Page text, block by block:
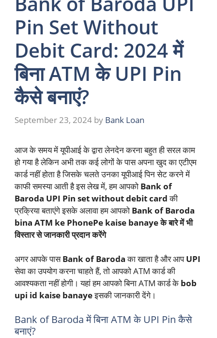
Pin Set Without
Debit Card: 2024 में
बिना ATM के UPI Pin
कैसे बनाएं?
September 23, 2024 by Bank Loan
आज के समय में यूपीआई के द्वारा लेनदेन करना बहुत ही सरल काम
हो गया है लेकिन अभी तक कई लोगों के पास अपना खुद का एटीएम
कार्ड नहीं होता है जिसके चलते उनका यूपीआई पिन सेट करने में
काफी समस्या आती है इस लेख में, हम आपको Bank of
Baroda UPI Pin set without debit cardकी
प्रक्रिया बताएंगे इसके अलावा हम आपको Bank of Baroda
bina ATM ke PhonePe kaise banaye के बारे में भी
विस्तार से जानकारी प्रदान करेंगे
अगर आपके पासBank of Barodaका खाता है और आपUPI
सेवा का उपयोग करना चाहते हैं, तो आपको ATM कार्ड की
आवश्यकता नहीं होगी। यहां हम आपको बिना ATM कार्ड के bob
upi id kaise banayeइसकी जानकारी देंगे।
Bank of Baroda में बिना ATM के UPI Pin कैसे
बनाएं?